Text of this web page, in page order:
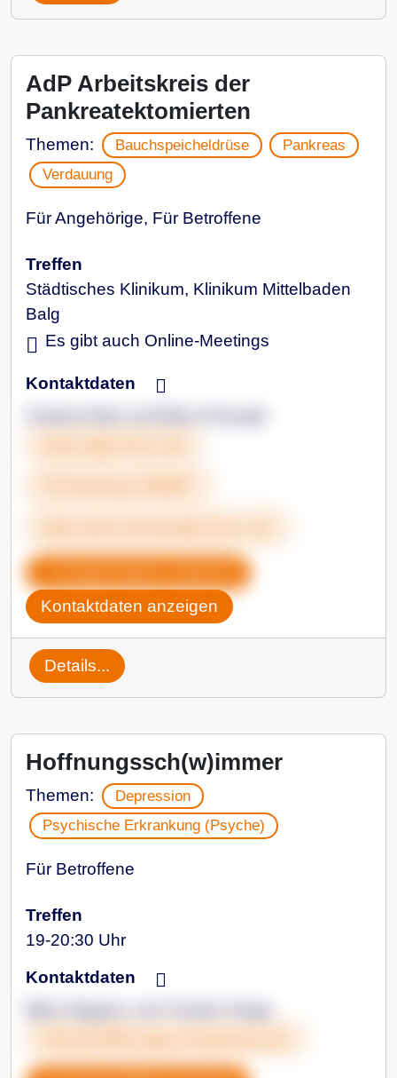
AdP Arbeitskreis der
Pankreatektomierten
Themen: Bauchspeicheldrüse
Pankreas
Verdauung
Für Angehörige, Für Betroffene
Treffen
Städtisches Klinikum, Klinikum Mittelbaden
Balg
Es gibt auch Online-Meetings
Kontaktdaten
Kontaktdaten anzeigen
Details...
Hoffnungssch(w)immer
Themen:
Depression
Psychische Erkrankung (Psyche)
Für Betroffene
Treffen
19-20:30 Uhr
Kontaktdaten